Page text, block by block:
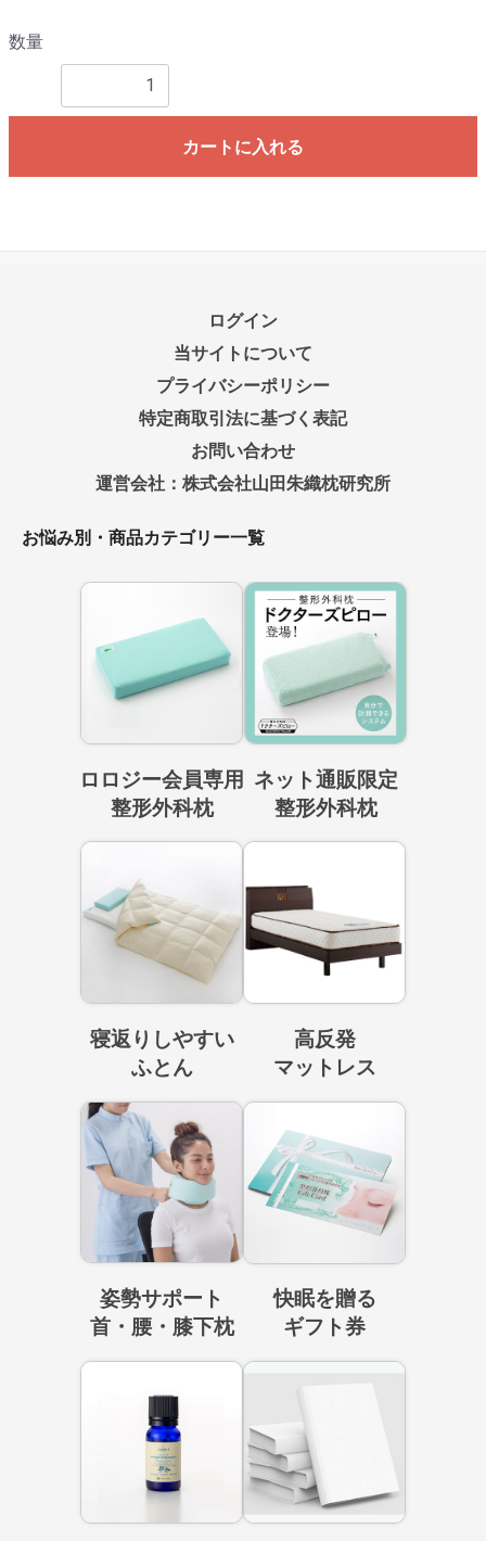
数量
カートに入れる
ログイン
当サイトについて
プライバシーポリシー
特定商取引法に基づく表記
お問い合わせ
運営会社：株式会社山田朱織枕研究所
お悩み別・商品カテゴリー一覧
ロロジー会員専用
整形外科枕
ネット通販限定
整形外科枕
寝返りしやすい
ふとん
高反発
マットレス
姿勢サポート
首・腰・膝下枕
快眠を贈る
ギフト券